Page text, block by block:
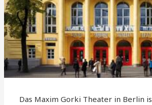
Das Maxim Gorki Theater in Berlin